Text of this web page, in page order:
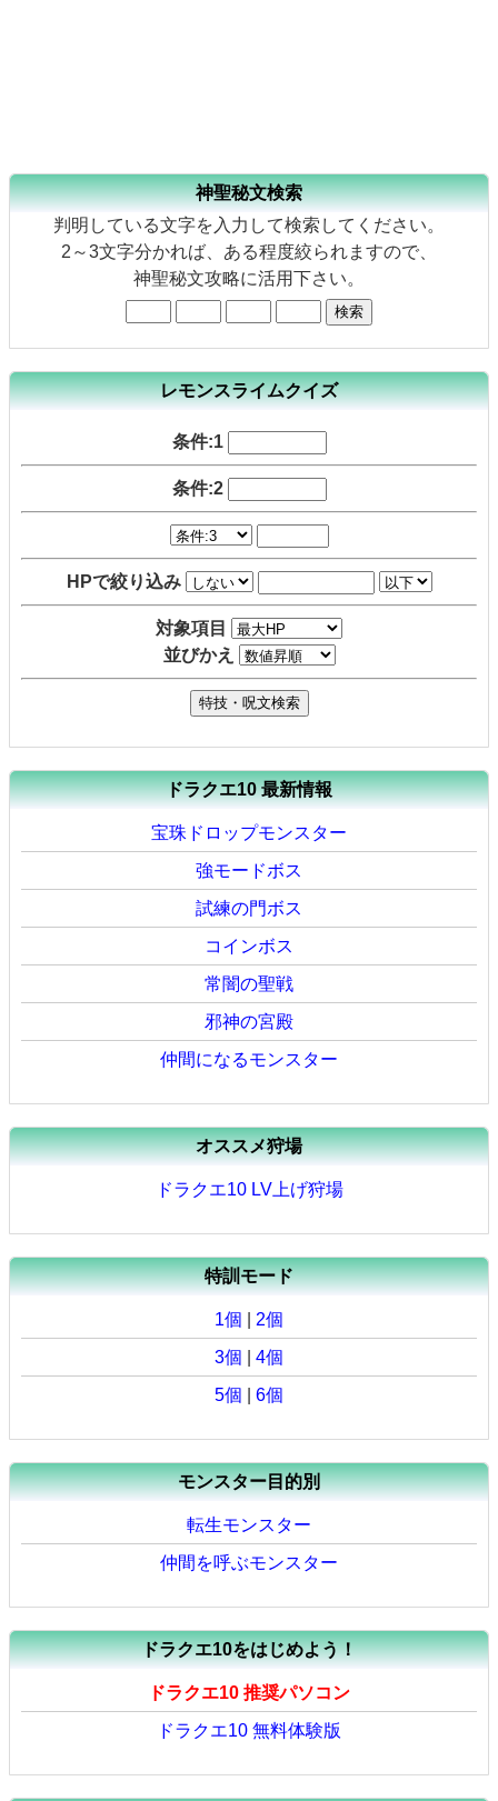
神聖秘文検索
判明している文字を入力して検索してください。
2～3文字分かれば、ある程度絞られますので、
神聖秘文攻略に活用下さい。
レモンスライムクイズ
条件:1
条件:2
HPで絞り込み
対象項目
並びかえ
ドラクエ10 最新情報
宝珠ドロップモンスター
強モードボス
試練の門ボス
コインボス
常闇の聖戦
邪神の宮殿
仲間になるモンスター
オススメ狩場
ドラクエ10 LV上げ狩場
特訓モード
1個
2個
3個
4個
5個
6個
モンスター目的別
転生モンスター
仲間を呼ぶモンスター
ドラクエ10をはじめよう！
ドラクエ10 推奨パソコン
ドラクエ10 無料体験版